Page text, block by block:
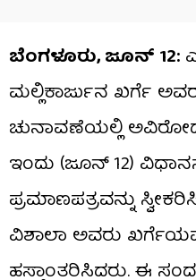
ಬೆಂಗಳೂರು, ಜೂನ್​​ 12:
ಮಲ್ಲಿಕಾರ್ಜುನ ಖರ್ಗೆ
ಚುನಾವಣೆಯಲ್ಲಿ
ಇಂದು (ಜೂನ್​​ 12)
ಪ್ರಮಾಣಪತ್ರವನ್ನು
ವಿಶಾಲಾ ಅವರು
ಹಸ್ತಾಂತರಿಸಿದರು. ಈ